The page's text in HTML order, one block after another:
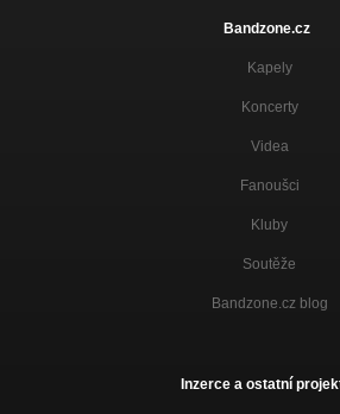
Bandzone.cz
Kapely
Koncerty
Videa
Fanoušci
Kluby
Soutěže
Bandzone.cz blog
Inzerce a ostatní